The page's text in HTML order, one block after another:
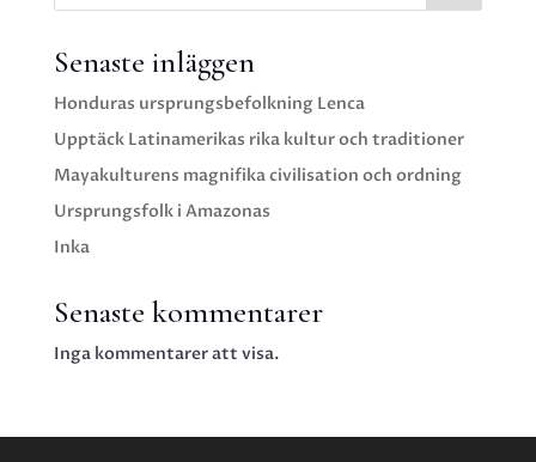
Senaste inläggen
Honduras ursprungsbefolkning Lenca
Upptäck Latinamerikas rika kultur och traditioner
Mayakulturens magnifika civilisation och ordning
Ursprungsfolk i Amazonas
Inka
Senaste kommentarer
Inga kommentarer att visa.